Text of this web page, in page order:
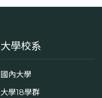
大學校系
國內大學
大學18學群